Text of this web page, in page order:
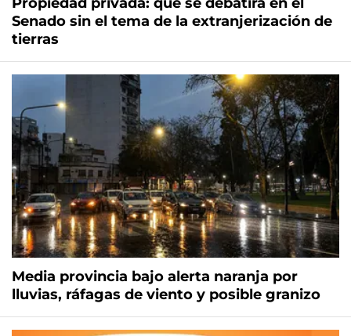
Senado sin el tema de la extranjerización de
tierras
Media provincia bajo alerta naranja por
lluvias, ráfagas de viento y posible granizo